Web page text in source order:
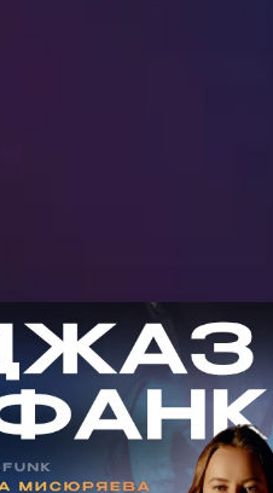
МАСТЕР-КЛАСС ДЖАЗ-
ФАНК С ДАШЕЙ